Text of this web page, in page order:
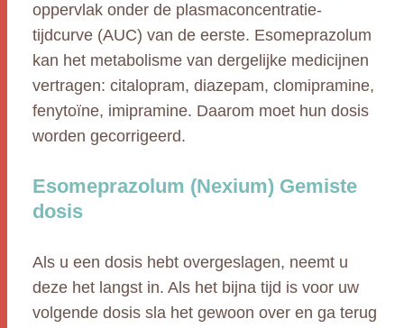
oppervlak onder de plasmaconcentratie-
tijdcurve (AUC) van de eerste. Esomeprazolum
kan het metabolisme van dergelijke medicijnen
vertragen: citalopram, diazepam, clomipramine,
fenytoïne, imipramine. Daarom moet hun dosis
worden gecorrigeerd.
Esomeprazolum (Nexium) Gemiste
dosis
Als u een dosis hebt overgeslagen, neemt u
deze het langst in. Als het bijna tijd is voor uw
volgende dosis sla het gewoon over en ga terug